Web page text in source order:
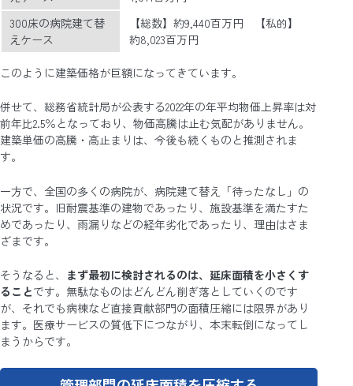
300床の病院建て替
えケース
【総数】約9,440百万円 【私的】
約8,023百万円
このように建築価格が巨額になってきています。
併せて、総務省統計局が公表する2022年の年平均物価上昇率は対
前年比2.5％となっており、物価高騰は止む気配がありません。
建築単価の高騰・高止まりは、今後も続くものと推測されま
す。
一方で、全国の多くの病院が、病院建て替え「待ったなし」の
状況です。旧耐震基準の建物であったり、施設基準を満たすた
めであったり、雨漏りなどの経年劣化であったり、理由はさま
ざまです。
そうなると、 まず最初に検討されるのは、延床面積を小さくす
ることです。無駄なものはどんどん削ぎ落としていくのです
が、それでも病棟など直接貢献部門の面積圧縮には限界があり
ます。医療サービスの質低下につながり、本末転倒になってし
まうからです。